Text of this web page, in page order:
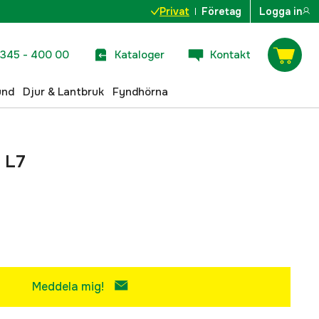
Privat Företag Logga in
- 400 00 Kataloger Kontakt
Djur & Lantbruk Fyndhörna
L7
Meddela mig!